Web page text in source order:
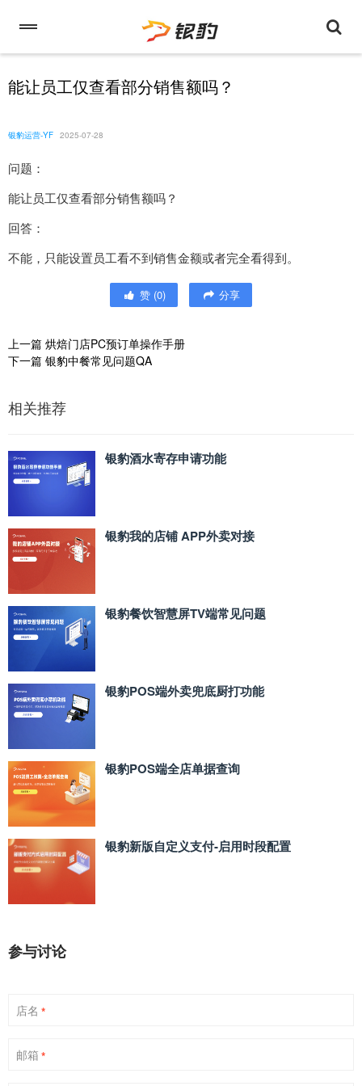
能让员工仅查看部分销售额吗？
银豹运营-YF 2025-07-28
问题：
能让员工仅查看部分销售额吗？
回答：
不能，只能设置员工看不到销售金额或者完全看得到。
赞 (0) 分享
上一篇 烘焙门店PC预订单操作手册
下一篇 银豹中餐常见问题QA
相关推荐
银豹酒水寄存申请功能
银豹我的店铺 APP外卖对接
银豹餐饮智慧屏TV端常见问题
银豹POS端外卖兜底厨打功能
银豹POS端全店单据查询
银豹新版自定义支付‑启用时段配置
参与讨论
店名 *
邮箱 *